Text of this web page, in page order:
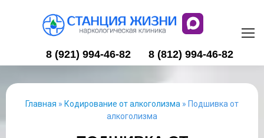
8 (921) 994-46-82 8 (812) 994-46-82
Главная » Кодирование от алкоголизма » Подшивка от
алкоголизма